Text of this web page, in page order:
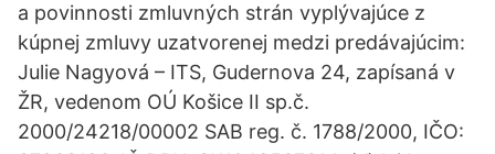
a povinnosti zmluvných strán vyplývajúce z
kúpnej zmluvy uzatvorenej medzi predávajúcim:
Julie Nagyová – ITS, Gudernova 24, zapísaná v
ŽR, vedenom OÚ Košice II sp.č.
2000/24218/00002 SAB reg. č. 1788/2000, IČO: